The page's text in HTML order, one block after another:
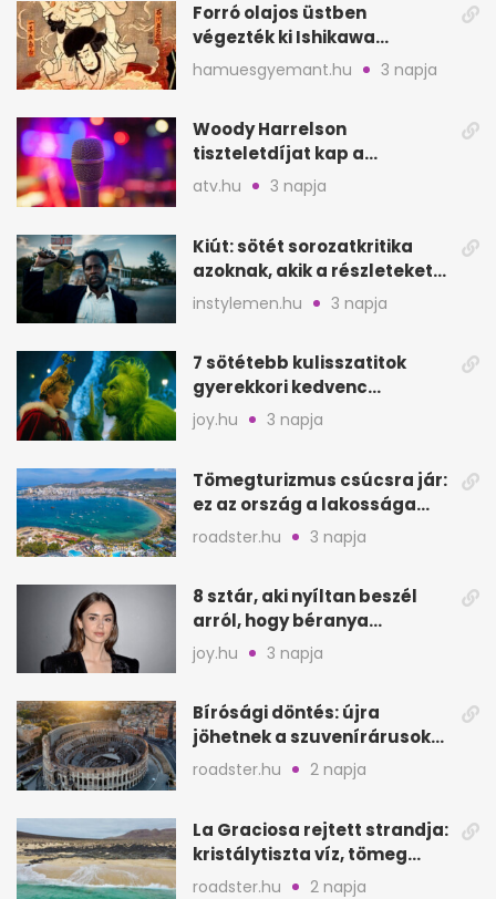
Forró olajos üstben
végezték ki Ishikawa
Goemont, Japán Robin
Hoodját
hamuesgyemant.hu 3 napja
Woody Harrelson
tiszteletdíjat kap a
Szarajevói Filmfesztiválon
atv.hu 3 napja
Kiút: sötét sorozatkritika
azoknak, akik a részleteket
keresik
instylemen.hu 3 napja
7 sötétebb kulisszatitok
gyerekkori kedvenc
filmjeinkről a Joy szerint
joy.hu 3 napja
Tömegturizmus csúcsra jár:
ez az ország a lakossága
kétszeresét fogadja
roadster.hu 3 napja
8 sztár, aki nyíltan beszél
arról, hogy béranya
segítette a családalapítást
joy.hu 3 napja
Bírósági döntés: újra
jöhetnek a szuvenírárusok
Európa ikonikus helyére
roadster.hu 2 napja
La Graciosa rejtett strandja:
kristálytiszta víz, tömeg
nélkül
roadster.hu 2 napja